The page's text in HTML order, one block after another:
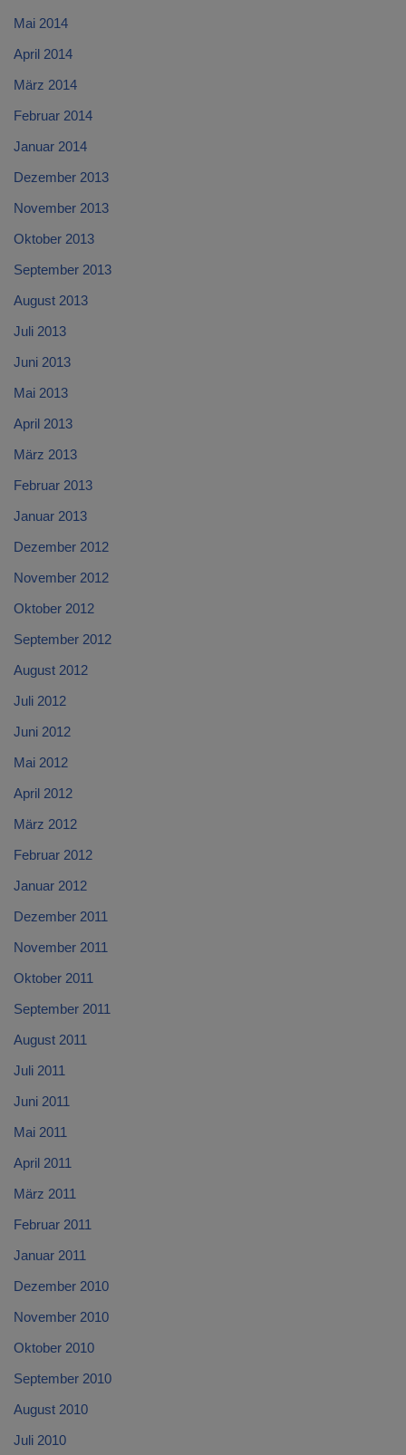
Mai 2014
April 2014
März 2014
Februar 2014
Januar 2014
Dezember 2013
November 2013
Oktober 2013
September 2013
August 2013
Juli 2013
Juni 2013
Mai 2013
April 2013
März 2013
Februar 2013
Januar 2013
Dezember 2012
November 2012
Oktober 2012
September 2012
August 2012
Juli 2012
Juni 2012
Mai 2012
April 2012
März 2012
Februar 2012
Januar 2012
Dezember 2011
November 2011
Oktober 2011
September 2011
August 2011
Juli 2011
Juni 2011
Mai 2011
April 2011
März 2011
Februar 2011
Januar 2011
Dezember 2010
November 2010
Oktober 2010
September 2010
August 2010
Juli 2010